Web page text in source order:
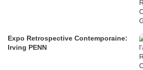
Expo Retrospective Contemporaine:
Irving PENN